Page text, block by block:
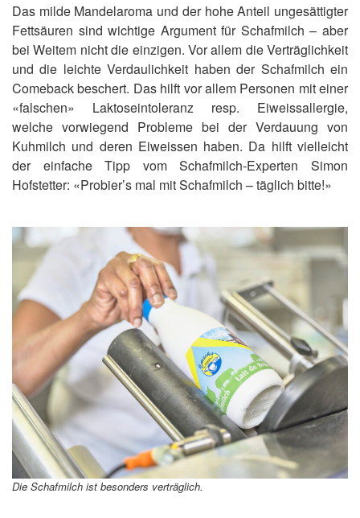
Das milde Mandelaroma und der hohe Anteil ungesättigter
Fettsäuren sind wichtige Argument für Schafmilch – aber
bei Weitem nicht die einzigen. Vor allem die Verträglichkeit
und die leichte Verdaulichkeit haben der Schafmilch ein
Comeback beschert. Das hilft vor allem Personen mit einer
«falschen» Laktoseintoleranz resp. Eiweissallergie,
welche vorwiegend Probleme bei der Verdauung von
Kuhmilch und deren Eiweissen haben. Da hilft vielleicht
der einfache Tipp vom Schafmilch-Experten Simon
Hofstetter: «Probier’s mal mit Schafmilch – täglich bitte!»
Die Schafmilch ist besonders verträglich.